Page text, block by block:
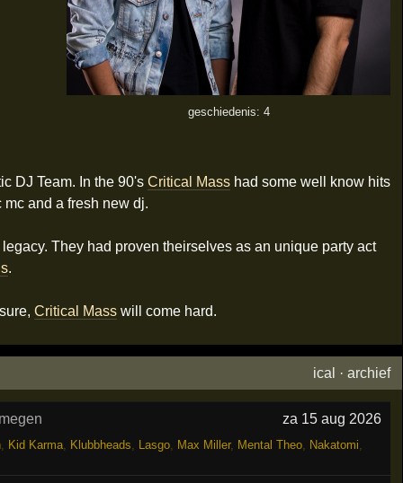
geschiedenis: 4
DJ Team. In the 90's Critical Masshad some well know hits
and a fresh new dj.
They had proven theirselves as an unique party act
.
Critical Masswill come hard.
ical ·archief
za 15 aug 2026
, Kid Karma, Klubbheads Lasgo, Max Miller, Mental Theo, Nakatomi